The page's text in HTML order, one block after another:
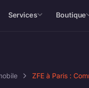
Services Boutique
ZFE à Paris :